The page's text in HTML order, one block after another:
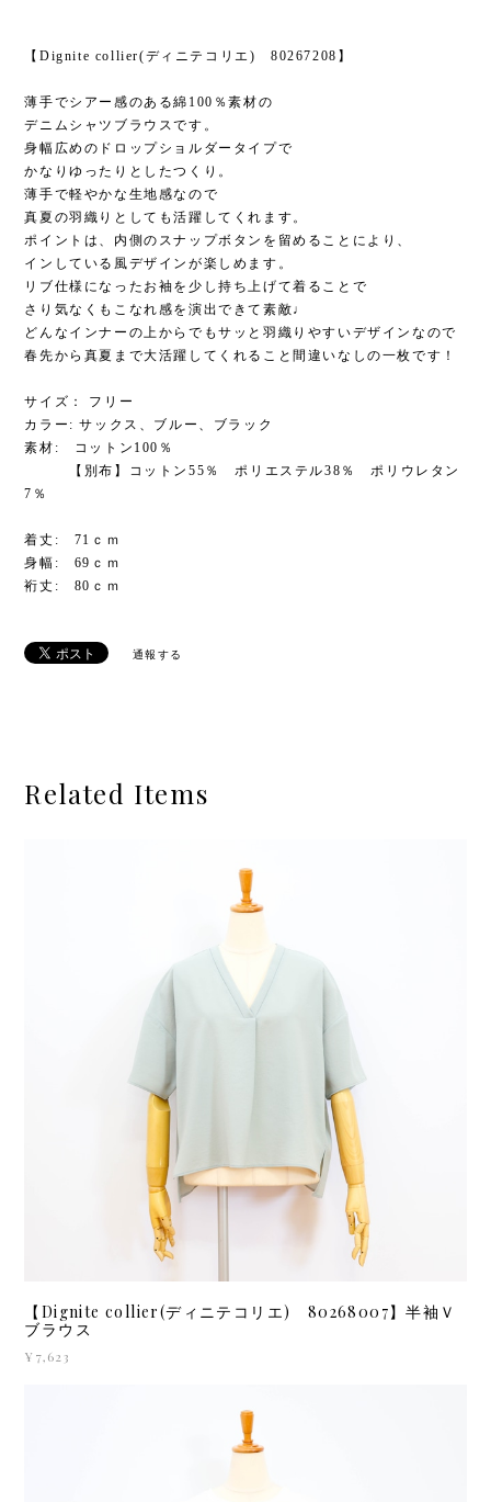
【Dignite collier(ディニテコリエ) 80267208】
薄手でシアー感のある綿100％素材の
デニムシャツブラウスです。
身幅広めのドロップショルダータイプで
かなりゆったりとしたつくり。
薄手で軽やかな生地感なので
真夏の羽織りとしても活躍してくれます。
ポイントは、内側のスナップボタンを留めることにより、
インしている風デザインが楽しめます。
リブ仕様になったお袖を少し持ち上げて着ることで
さり気なくもこなれ感を演出できて素敵♩
どんなインナーの上からでもサッと羽織りやすいデザインなので
春先から真夏まで大活躍してくれること間違いなしの一枚です！
サイズ： フリー
カラー: サックス、ブルー、ブラック
素材: コットン100％
【別布】コットン55％ ポリエステル38％ ポリウレタン
7％
着丈: 71ｃｍ
身幅: 69ｃｍ
裄丈: 80ｃｍ
通報する
Related Items
【Dignite collier(ディニテコリエ) 80268007】半袖Ｖ
ブラウス
¥7,623